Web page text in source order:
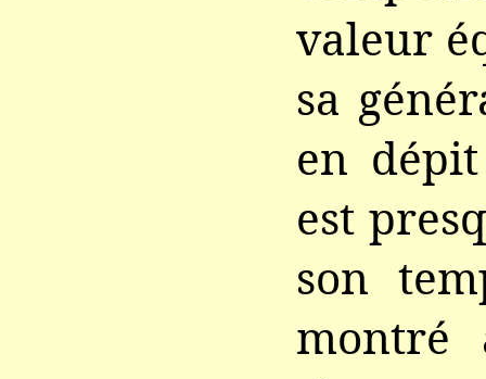
valeur
sa
en
est
son
montré